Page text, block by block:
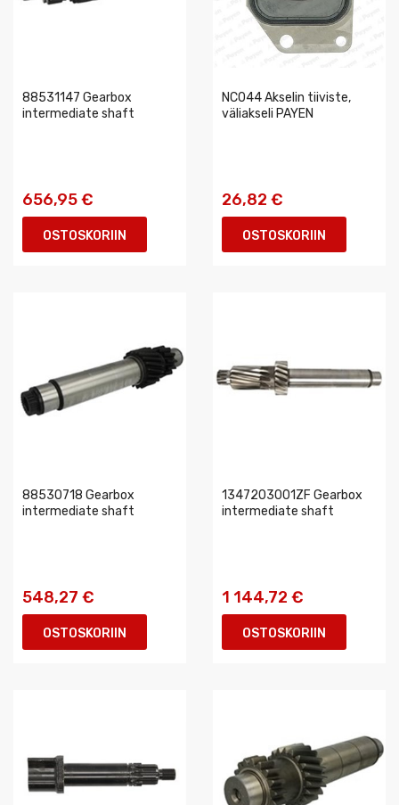
88531147 Gearbox
intermediate shaft
656,95 €
OSTOSKORIIN
NC044 Akselin tiiviste,
väliakseli PAYEN
26,82 €
OSTOSKORIIN
88530718 Gearbox
intermediate shaft
548,27 €
OSTOSKORIIN
1347203001ZF Gearbox
intermediate shaft
1 144,72 €
OSTOSKORIIN